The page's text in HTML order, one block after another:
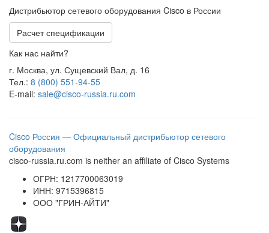
Дистрибьютор сетевого оборудования Cisco в России
Расчет спецификации
Как нас найти?
г. Москва, ул. Сущевский Вал, д. 16
Тел.: 8 (800) 551-94-55
E-mail: sale@cisco-russia.ru.com
Cisco Россия — Официальный дистрибьютор сетевого
оборудования
cisco-russia.ru.com is neither an affiliate of Cisco Systems
ОГРН: 1217700063019
ИНН: 9715396815
ООО "ГРИН-АЙТИ"